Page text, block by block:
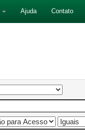
Ajuda Contato